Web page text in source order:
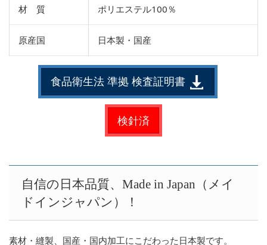
材 質 ポリエステル100％
原産国 日本製・国産
食品衛生法 準拠 検査証明書
検針済
自信の日本品質、Made in Japan（メイ
ドインジャパン）！
素材・縫製、国産・国内加工にこだわった日本製です。